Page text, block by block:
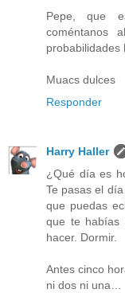
Pepe, que
probabilidades
Muacs dulces
Responder
Harry Haller
¿Qué día es
Te pasas el
que puedas
que te habías
hacer. Dormir.
Antes cinco
ni dos ni una…